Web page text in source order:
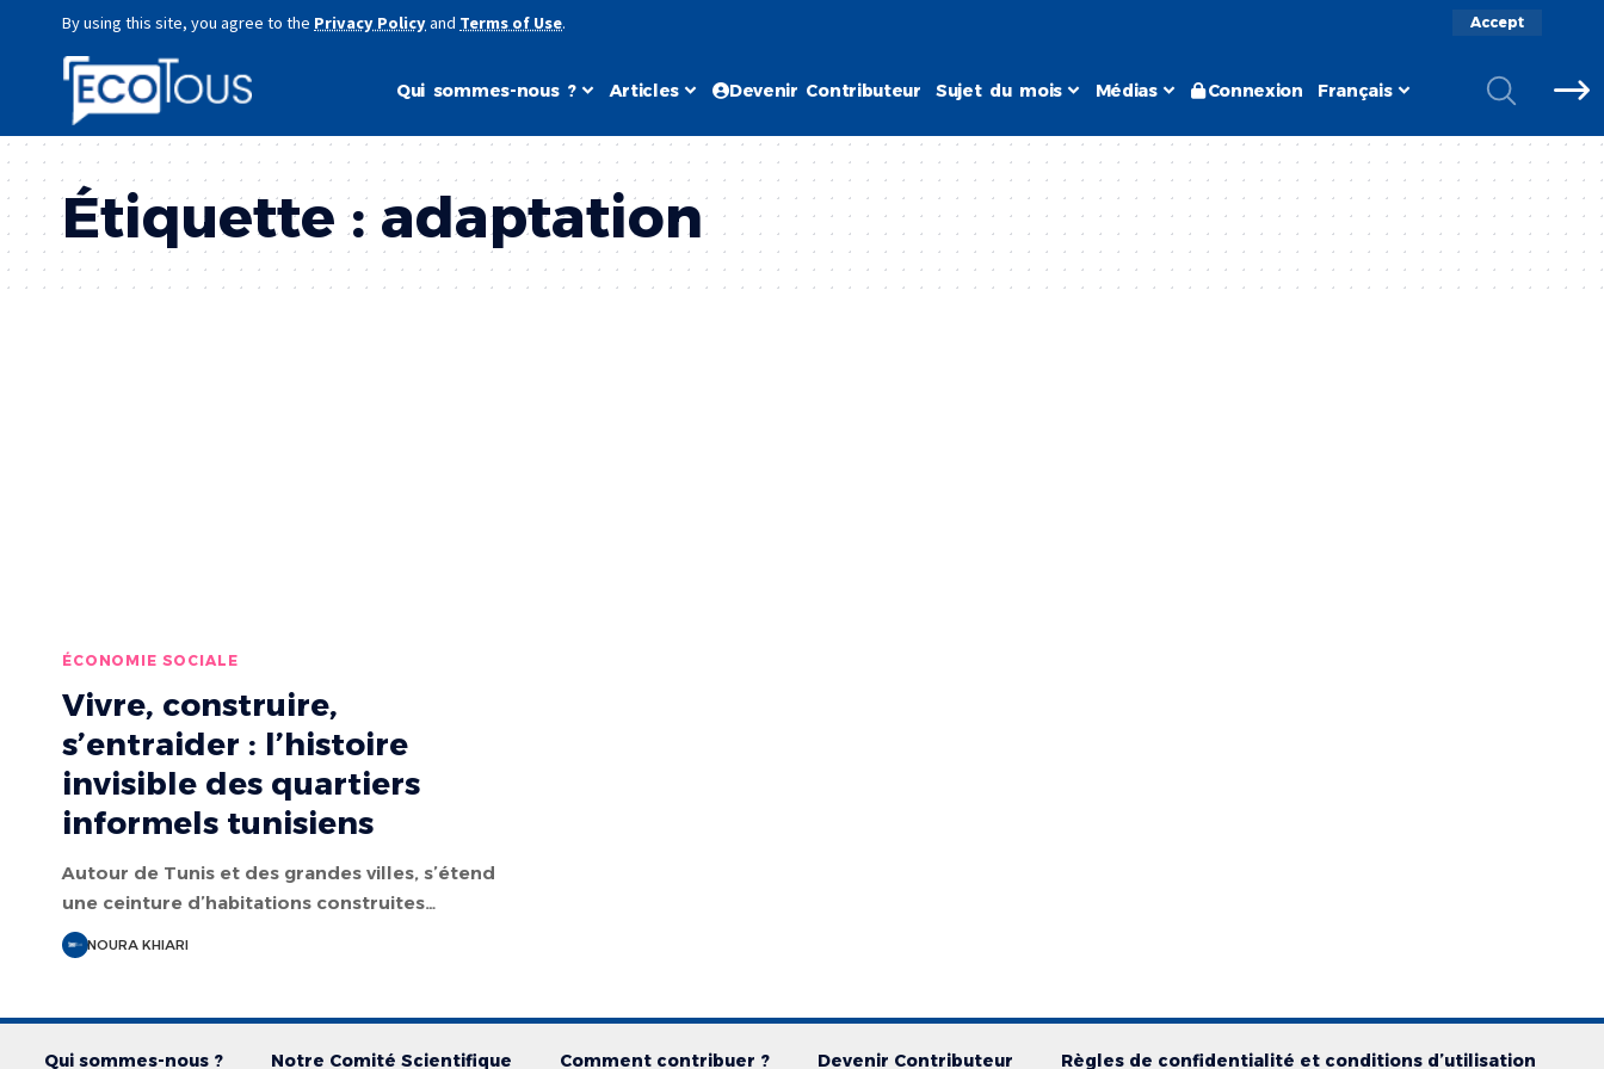
By using this site, you agree to the Privacy Policyand Terms of Use. Accept
Qui sommes-nous ? Articles Devenir Contributeur Sujet du mois Médias Connexion Français
Étiquette : adaptation
ÉCONOMIE SOCIALE
Vivre, construire,
s’entraider : l’histoire
invisible des quartiers
informels tunisiens
Autour de Tunis et des grandes villes, s’étend
une ceinture d’habitations construites…
NOURA KHIARI
Qui sommes-nous ? Notre Comité Scientifique Comment contribuer ? Devenir Contributeur Règles de confidentialité et conditions d’utilisation